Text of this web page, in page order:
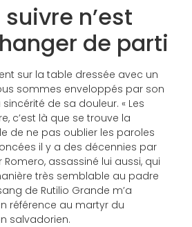
n’est
de parti
sur la table dressée avec un
sommes enveloppés par son
de sa douleur. « Les
c’est là que se trouve la
de ne pas oublier les paroles
il y a des décennies par
assassiné lui aussi, qui
très semblable au padre
de Rutilio Grande m’a
référence au martyr du
salvadorien.